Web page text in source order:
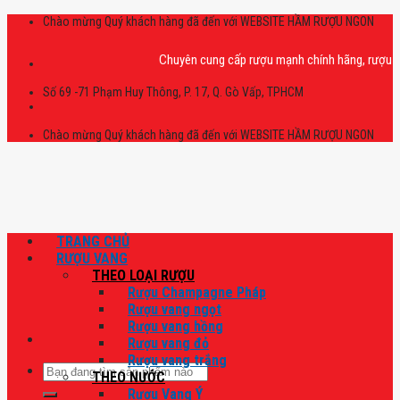
Skip
Chào mừng Quý khách hàng đã đến với WEBSITE HẦM RƯỢU NGON
Chuyên cung cấp rượu mạnh chính hãng, rượu
Số 69 -71 Phạm Huy Thông, P. 17, Q. Gò Vấp, TPHCM
Chào mừng Quý khách hàng đã đến với WEBSITE HẦM RƯỢU NGON
Tìm
kiếm:
TRANG CHỦ
RƯỢU VANG
THEO LOẠI RƯỢU
Rượu Champagne Pháp
Rượu vang ngọt
Rượu vang hồng
Rượu vang đỏ
Rượu vang trắng
THEO NƯỚC
Rượu Vang Ý